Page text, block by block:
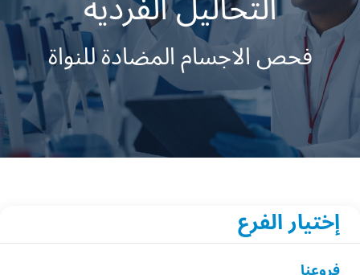
فحص الاجسام المضادة للنواة
إختيار الفرع